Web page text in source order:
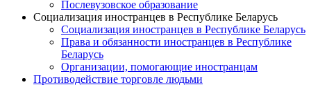
Послевузовское образование
Социализация иностранцев в Республике Беларусь
Социализация иностранцев в Республике Беларусь
Права и обязанности иностранцев в Республике
Беларусь
Oрганизации, помогающие иностранцам
Противодействие торговле людьми